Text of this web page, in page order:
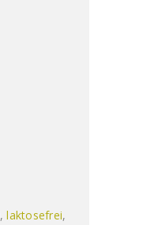
,laktosefrei,